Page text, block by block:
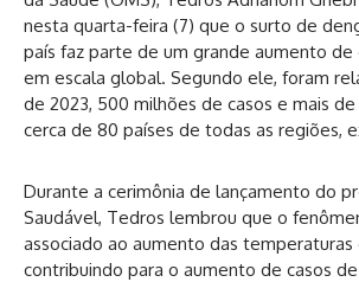
nesta quarta-feira (7) que o surto de
país faz parte de um grande aumento de
em escala global. Segundo ele, foram
de 2023, 500 milhões de casos e mais
cerca de 80 países de todas as regiões,
Durante a cerimônia de lançamento do
Saudável, Tedros lembrou que o
associado ao aumento das temperaturas
contribuindo para o aumento de casos